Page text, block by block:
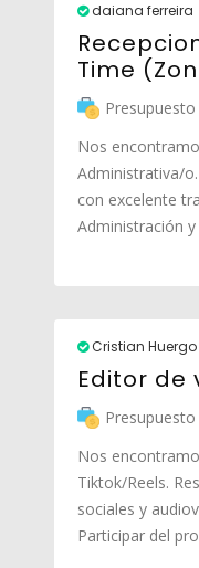
daiana ferreira
Time
Presupuesto
Nos
Administrativa/
con excelente
Administración
Cristian Huergo
Editor de
Presupuesto
Nos
Tiktok/Reels.
sociales y
Participar del